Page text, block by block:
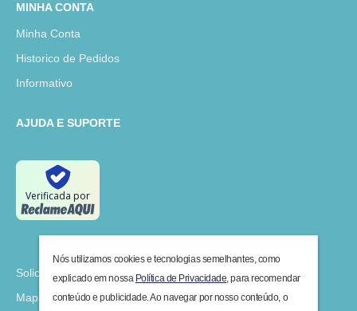
MINHA CONTA
Minha Conta
Historico de Pedidos
Informativo
AJUDA E SUPORTE
Verificada por
Solicitar Devolução
Mapa do Site
Nós utilizamos cookies e tecnologias semelhantes, como
explicado em nossa Política de Privacidade, para recomendar
conteúdo e publicidade. Ao navegar por nosso conteúdo, o